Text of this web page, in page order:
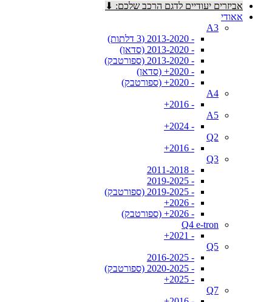
אביזרים יעודיים לדגם הרכב שלכם: ⬇
אאודי
A3
- 2013-2020 (3 דלתות)
- 2013-2020 (סדאן)
- 2013-2020 (ספורטבק)
- 2020+ (סדאן)
- 2020+ (ספורטבק)
A4
- 2016+
A5
- 2024+
Q2
- 2016+
Q3
- 2011-2018
- 2019-2025
- 2019-2025 (ספורטבק)
- 2026+
- 2026+ (ספורטבק)
Q4 e-tron
- 2021+
Q5
- 2016-2025
- 2020-2025 (ספורטבק)
- 2025+
Q7